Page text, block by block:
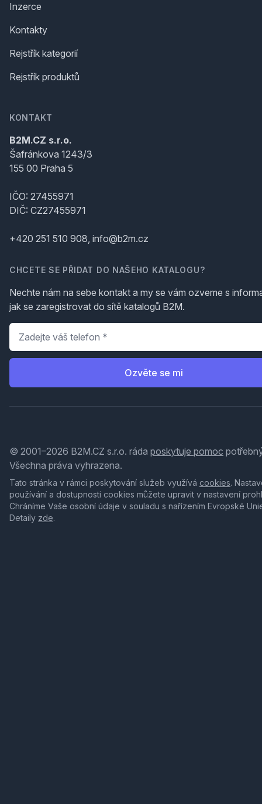
Inzerce
Kontakty
Rejstřík kategorií
Rejstřík produktů
KONTAKT
B2M.CZ s.r.o.
Šafránkova 1243/3
155 00 Praha 5
IČO: 27455971
DIČ: CZ27455971
+420 251 510 908, info@b2m.cz
CHCETE SE PŘIDAT DO NAŠEHO KATALOGU?
Nechte nám na sebe kontakt a my se vám ozveme s
jak se zaregistrovat do sítě katalogů B2M.
Telefon
Ozvěte se mi
© 2001–2026 B2M.CZ s.r.o. ráda poskytuje pomoc
Všechna práva vyhrazena.
Tato stránka v rámci poskytování služeb využívá cookies.
používání a dostupnosti cookies můžete upravit v nastavení
Chráníme Vaše osobní údaje v souladu s nařízením Evropské
Detaily zde.